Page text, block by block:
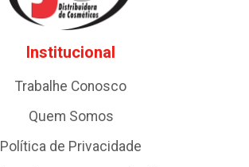
Institucional
Trabalhe Conosco
Quem Somos
Política de Privacidade